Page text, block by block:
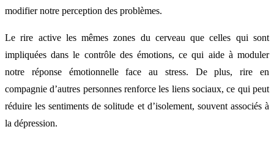
modifier notre perception des problèmes.
Le rire active les mêmes zones du cerveau que celles qui sont
impliquées dans le contrôle des émotions, ce qui aide à moduler
notre réponse émotionnelle face au stress. De plus, rire en
compagnie d’autres personnes renforce les liens sociaux, ce qui peut
réduire les sentiments de solitude et d’isolement, souvent associés à
la dépression.